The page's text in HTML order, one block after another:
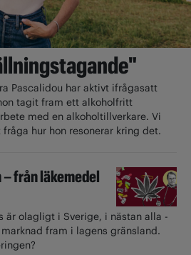
Pascalidou har aktivt ifrågasatt
tagit fram ett alkoholfritt
med en alkoholtillverkare. Vi
hur hon resonerar kring det.
– från läkemedel
är olagligt i ­Sverige, i nästan alla
fram i lagens gränsland.